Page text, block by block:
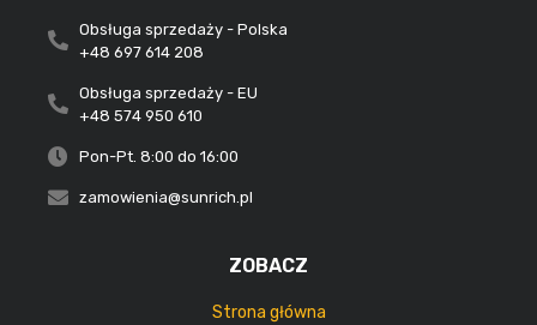
Obsługa sprzedaży - Polska
+48 697 614 208
Obsługa sprzedaży - EU
+48 574 950 610
Pon-Pt. 8:00 do 16:00
zamowienia@sunrich.pl
ZOBACZ
Strona główna